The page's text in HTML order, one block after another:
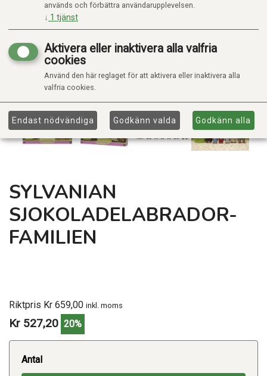
SYLVANIAN
SJOKOLADELABRADOR-
FAMILIEN
Riktpris Kr 659,00 inkl. moms
Kr 527,20 20%
Antal
används och förbättra användarupplevelsen.
↓ 1 tjänst
Aktivera eller inaktivera alla valfria
cookies
Använd den här reglaget för att aktivera eller inaktivera alla
valfria cookies.
Endast nödvändiga Godkänn valda Godkänn alla